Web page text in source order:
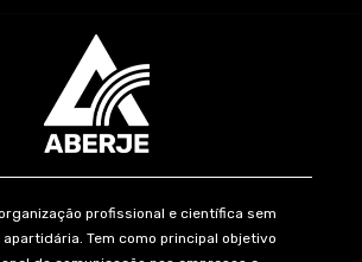
profissional e científica sem
Tem como principal objetivo